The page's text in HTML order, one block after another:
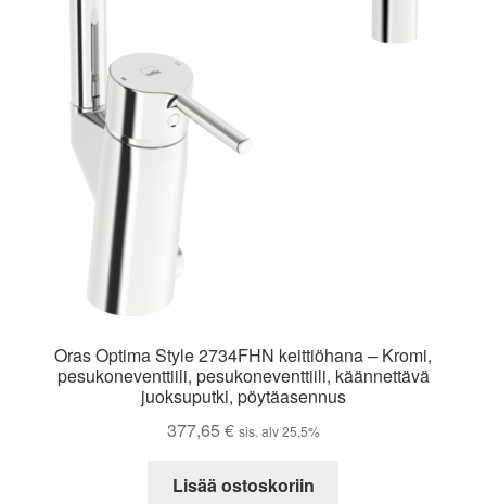
Oras Optima Style 2734FHN keittiöhana – Kromi,
pesukoneventtiili, pesukoneventtiili, käännettävä
juoksuputki, pöytäasennus
377,65 € sis. alv 25,5%
Lisää ostoskoriin